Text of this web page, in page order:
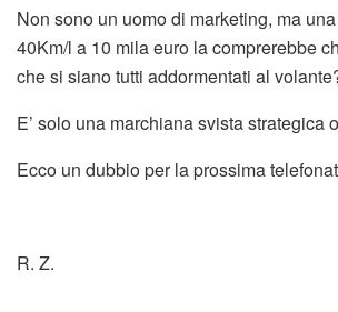
Non sono un uomo di marketing, ma
40Km/l a 10 mila euro la comprerebbe
che si siano tutti addormentati al
E’ solo una marchiana svista strategica
Ecco un dubbio per la prossima
R. Z.